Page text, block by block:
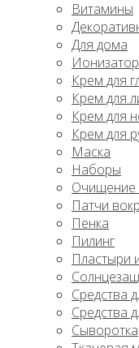
Витамины
Для дома
Крем для
Крем для
Крем для
Крем для
Маска
Наборы
Очищение
Патчи
Пенка
Пилинг
Пластыри
Средства
Средства
Сыворотка